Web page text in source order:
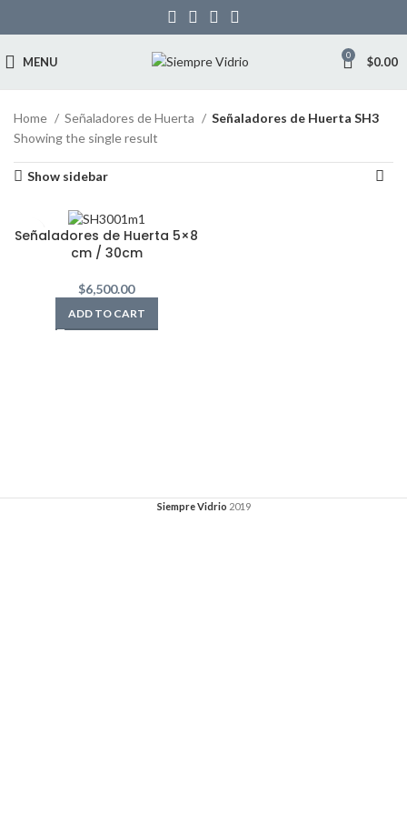
MENU 0 $0.00
Home Señaladores de Huerta
Señaladores de Huerta SH3
Showing the single result
Show sidebar
Señaladores de Huerta 5×8
cm / 30cm
$6,500.00
ADD TO CART
Siempre Vidrio 2019